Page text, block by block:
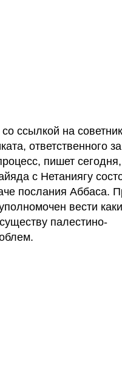
со ссылкой на
ответственного за
пишет
с Нетаниягу
послания Аббаса.
вести
палестино-